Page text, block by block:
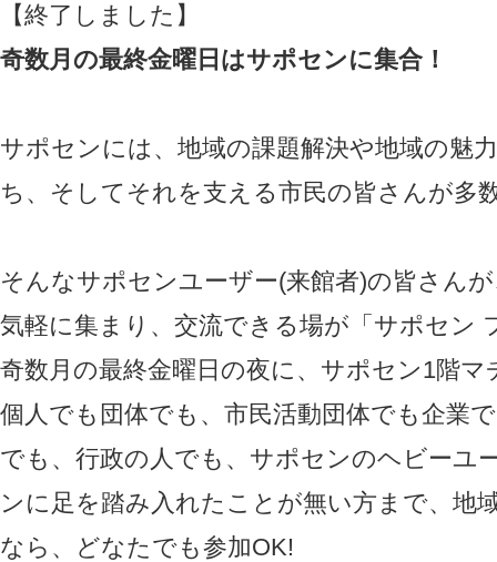
【終了しました】
奇数月の最終金曜日はサポセンに集合！
サポセンには、地域の課題解決や地域の魅
ち、そしてそれを支える市民の皆さんが多
そんなサポセンユーザー(来館者)の皆さん
気軽に集まり、交流できる場が「サポセン
奇数月の最終金曜日の夜に、サポセン1階
個人でも団体でも、市民活動団体でも企業
でも、行政の人でも、サポセンのヘビーユ
ンに足を踏み入れたことが無い方まで、地
なら、どなたでも参加OK!